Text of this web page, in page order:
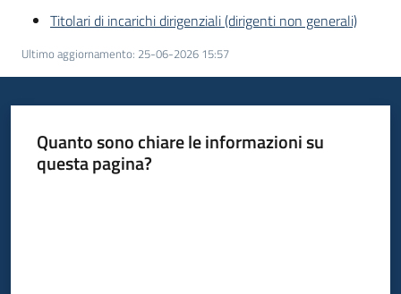
Titolari di incarichi dirigenziali (dirigenti non generali)
Ultimo aggiornamento: 25-06-2026 15:57
Quanto sono chiare le informazioni su
questa pagina?